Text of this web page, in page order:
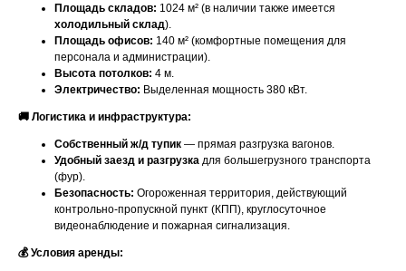
Площадь складов: 1024 м² (в наличии также имеется
холодильный склад).
Площадь офисов: 140 м² (комфортные помещения для
персонала и администрации).
Высота потолков: 4 м.
Электричество: Выделенная мощность 380 кВт.
🚚 Логистика и инфраструктура:
Собственный ж/д тупик — прямая разгрузка вагонов.
Удобный заезд и разгрузка для большегрузного транспорта
(фур).
Безопасность: Огороженная территория, действующий
контрольно-пропускной пункт (КПП), круглосуточное
видеонаблюдение и пожарная сигнализация.
💰 Условия аренды: